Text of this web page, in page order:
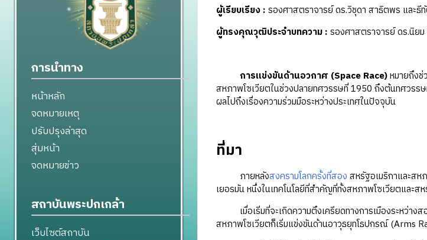
ผู้เรียบเรียง : รองศาสตราจารย์ ดร.วิชุดา สาธิตพร และธี
ผู้ทรงคุณวุฒิประจำบทความ : รองศาสตราจารย์ ดร.นิย
การแข่งขันด้านอวกาศ (Space Race)หมายถึงช่
สหภาพโซเวียตในช่วงปลายทศวรรษที่ 1950 ถึงต้นทศวรร
ผลไปถึงเรื่องความร่วมมือระหว่างประเทศในปัจจุบัน
ที่มา
ภายหลังสงครามโลกครั้งที่สอง สหรัฐอเมริกาและสห
เยอรมัน หนึ่งในเทคโนโลยีที่สำคัญที่ทั้งสหภาพโซเวียตและส
เมื่อเริ่มที่จะเกิดความตึงเครียดทางการเมืองระหว่างส
สหภาพโซเวียตก็เริ่มแข่งขันด้านอาวุธยุทโธปกรณ์ (Arms
การนำทาง
หน้าหลัก
จดหมายเหตุ
ปรับปรุงล่าสุด
สุ่มหน้า
จดหมายข่าว
สถาบันพระปกเกล้า
เว็บไซต์สถาบัน